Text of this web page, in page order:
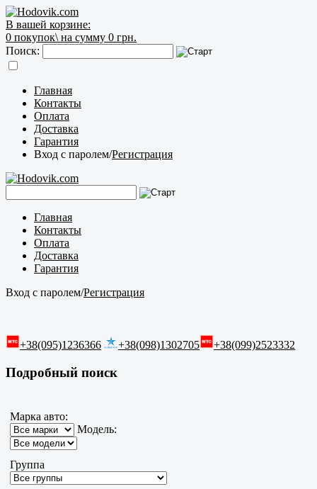
В вашей корзине:
0 покупок\ на сумму 0 грн.
Поиск:
Главная
Контакты
Оплата
Доставка
Гарантия
Вход с паролем/Регистрация
Главная
Контакты
Оплата
Доставка
Гарантия
Вход с паролем/Регистрация
+38(095)1236366 +38(098)1302705 +38(099)2523332
Подробный поиск
Марка авто:
Модель:
Группа